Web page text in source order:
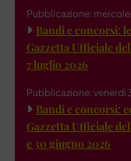
Pubblicazione:
Bandi e concorsi:
Gazzetta Ufficiale
7 luglio 2026
Pubblicazione: venerdì
Bandi e concorsi:
Gazzetta Ufficiale
e 30 giugno 2026